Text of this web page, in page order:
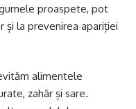
proaspete, pot
și la prevenirea apariției
alimentele
zahăr și sare.